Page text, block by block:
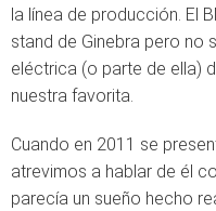
la línea de producción. El
stand de Ginebra pero no
eléctrica (o parte de ella)
nuestra favorita.
Cuando en 2011 se
atrevimos a hablar de él
parecía un sueño hecho